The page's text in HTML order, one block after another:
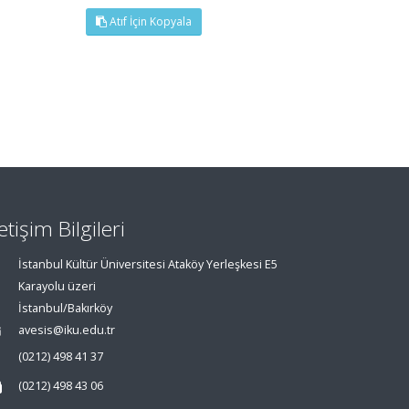
Atıf İçin Kopyala
Bilgileri
İstanbul Kültür Üniversitesi Ataköy Yerleşkesi E5
Karayolu üzeri
İstanbul/Bakırköy
avesis@iku.edu.tr
(0212) 498 41 37
(0212) 498 43 06